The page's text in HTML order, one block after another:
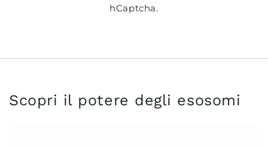
hCaptcha.
Scopri il potere degli esosomi